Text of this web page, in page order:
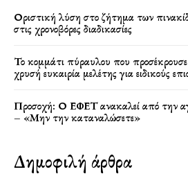
Οριστική λύση στο ζήτημα των
στις χρονοβόρες διαδικασίες
Το κομμάτι πύραυλου που
χρυσή ευκαιρία μελέτης για ειδικούς
Προσοχή: Ο ΕΦΕΤ ανακαλεί από την
– «Μην την καταναλώσετε»
Δημοφιλή άρθρα